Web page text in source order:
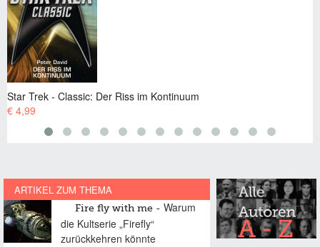
Trek - Classic: Der Riss im Kontinuum
ARTIKEL ZUM THEMA
Fire fly with me
Warum
die Kultserie „Firefly“
zurückkehren könnte